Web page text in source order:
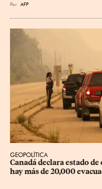
Por AFP
GEOPOLÍTICA
Canadá declara estado
hay más de 20,000